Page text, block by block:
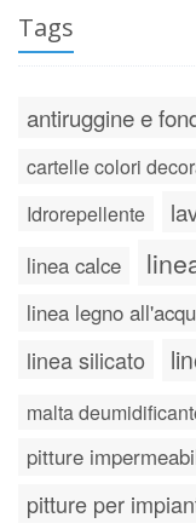
Tags
antiruggine e
cartelle colori
Idrorepellente
linea calce
linea legno
linea silicato
malta
pitture
pitture per